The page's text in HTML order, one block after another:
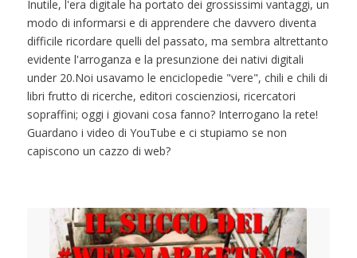
Inutile, l'era digitale ha portato dei grossissimi vantaggi, un
modo di informarsi e di apprendere che davvero diventa
difficile ricordare quelli del passato, ma sembra altrettanto
evidente l'arroganza e la presunzione dei nativi digitali
under 20.Noi usavamo le enciclopedie "vere", chili e chili di
libri frutto di ricerche, editori coscienziosi, ricercatori
sopraffini; oggi i giovani cosa fanno? Interrogano la rete!
Guardano i video di YouTube e ci stupiamo se non
capiscono un cazzo di web?